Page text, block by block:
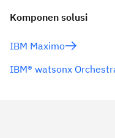
Komponen solusi
IBM Maximo
IBM® watsonx